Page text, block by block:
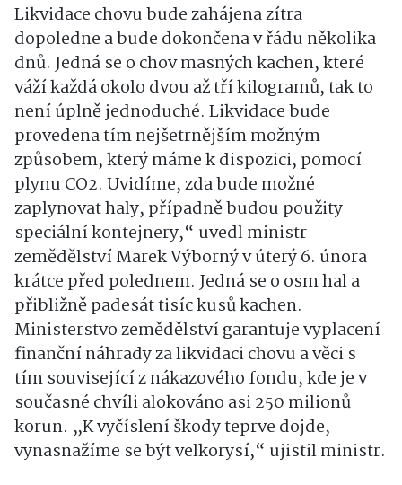
Likvidace chovu bude zahájena zítra
dopoledne a bude dokončena v řádu několika
dnů. Jedná se o chov masných kachen, které
váží každá okolo dvou až tří kilogramů, tak to
není úplně jednoduché. Likvidace bude
provedena tím nejšetrnějším možným
způsobem, který máme k dispozici, pomocí
plynu CO2. Uvidíme, zda bude možné
zaplynovat haly, případně budou použity
speciální kontejnery,“ uvedl ministr
zemědělství Marek Výborný v úterý 6. února
krátce před polednem. Jedná se o osm hal a
přibližně padesát tisíc kusů kachen.
Ministerstvo zemědělství garantuje vyplacení
finanční náhrady za likvidaci chovu a věci s
tím související z nákazového fondu, kde je v
současné chvíli alokováno asi 250 milionů
korun. „K vyčíslení škody teprve dojde,
vynasnažíme se být velkorysí,“ ujistil ministr.